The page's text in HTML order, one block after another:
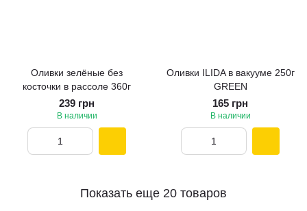
Оливки зелёные без
косточки в рассоле 360г
239 грн
В наличии
Оливки ILIDA в вакууме 250г
GREEN
165 грн
В наличии
Показать еще 20 товаров